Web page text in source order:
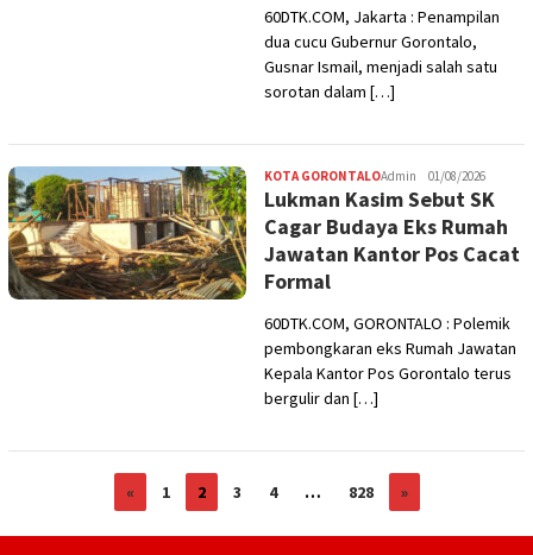
60DTK.COM, Jakarta : Penampilan
dua cucu Gubernur Gorontalo,
Gusnar Ismail, menjadi salah satu
sorotan dalam […]
KOTA GORONTALOAdmin 01/08/2026
Lukman Kasim Sebut SK
Cagar Budaya Eks Rumah
Jawatan Kantor Pos Cacat
Formal
60DTK.COM, GORONTALO : Polemik
pembongkaran eks Rumah Jawatan
Kepala Kantor Pos Gorontalo terus
bergulir dan […]
« 1 2 3 4 … 828 »